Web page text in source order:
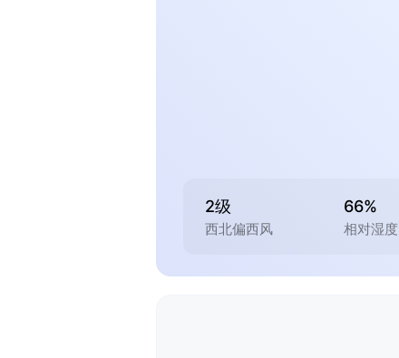
2级
西北偏西风
66%
相对湿度